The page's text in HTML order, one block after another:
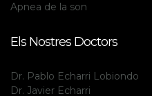
Apnea de la son
Els Nostres Doctors
Dr. Pablo Echarri Lobiondo
Dr. Javier Echarri